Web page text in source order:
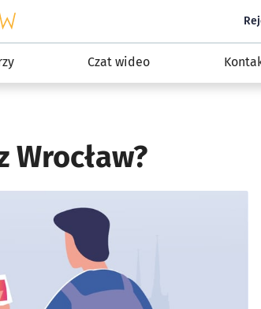
Czat wideo
Wrocław?